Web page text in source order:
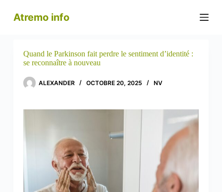
Atremo info
Quand le Parkinson fait perdre le sentiment d’identité :
se reconnaître à nouveau
ALEXANDER OCTOBRE 20, 2025 NV